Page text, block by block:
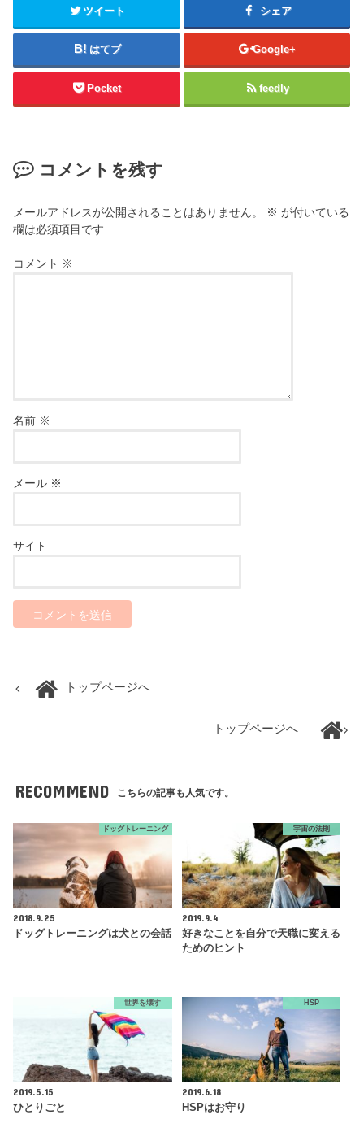
ツイート シェア
はてブ Google+
Pocket feedly
コメントを残す
メールアドレスが公開されることはありません。 ※ が付いている
欄は必須項目です
コメント ※
名前 ※
メール ※
サイト
トップページへ
トップページへ
RECOMMEND こちらの記事も人気です。
ドッグトレーニング
2018.9.25
ドッグトレーニングは犬との会話
宇宙の法則
2019.9.4
好きなことを自分で天職に変える
ためのヒント
世界を壊す
2019.5.15
ひとりごと
HSP
2019.6.18
HSPはお守り